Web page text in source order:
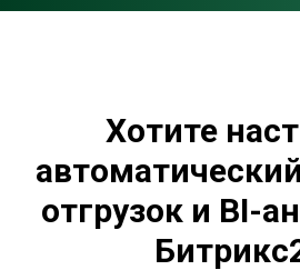
Хотите
отгрузок и BI-